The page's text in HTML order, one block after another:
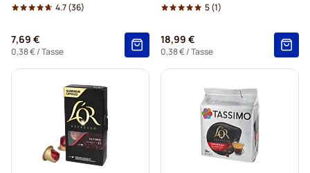
4.7(36)
7,69 €
0,38 €/ Tasse
5(1)
18,99 €
0,38 €/ Tasse